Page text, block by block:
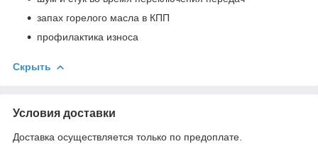
запах горелого масла в КПП
профилактика износа
Скрыть
Условия доставки
Доставка осуществляется только по предоплате.